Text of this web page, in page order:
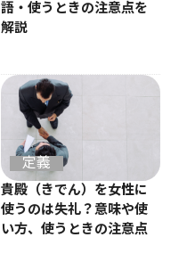
語・使うときの注意点を
解説
定義
貴殿（きでん）を女性に
使うのは失礼？意味や使
い方、使うときの注意点